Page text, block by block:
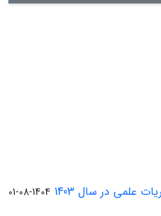
علمی در سال 1403 1404-08-01